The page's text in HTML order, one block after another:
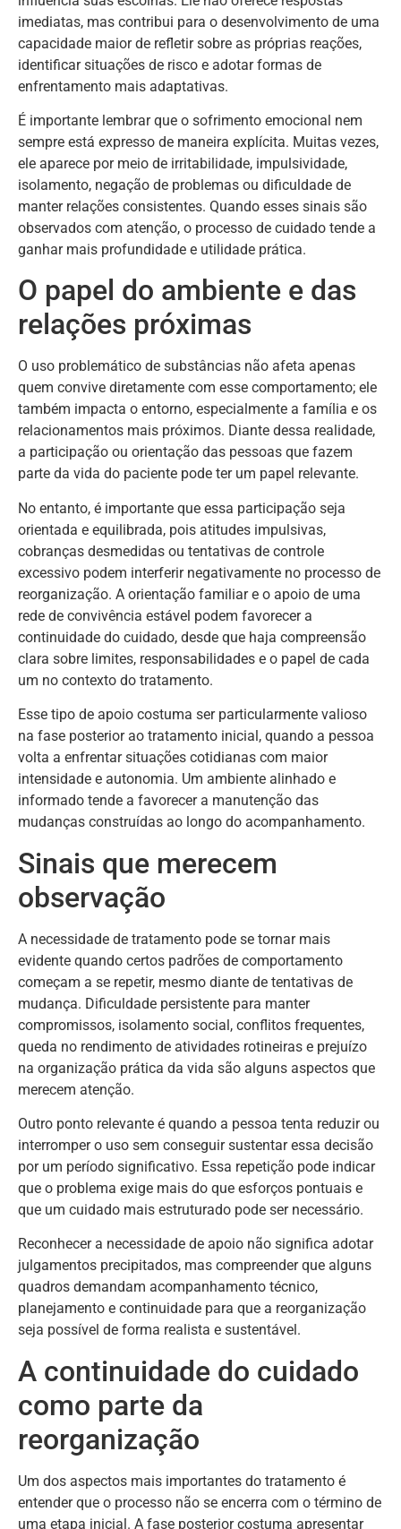
imediatas, mas contribui para o desenvolvimento de uma
capacidade maior de refletir sobre as próprias reações,
identificar situações de risco e adotar formas de
enfrentamento mais adaptativas.
É importante lembrar que o sofrimento emocional nem
sempre está expresso de maneira explícita. Muitas vezes,
ele aparece por meio de irritabilidade, impulsividade,
isolamento, negação de problemas ou dificuldade de
manter relações consistentes. Quando esses sinais são
observados com atenção, o processo de cuidado tende a
ganhar mais profundidade e utilidade prática.
O papel do ambiente e das
relações próximas
O uso problemático de substâncias não afeta apenas
quem convive diretamente com esse comportamento; ele
também impacta o entorno, especialmente a família e os
relacionamentos mais próximos. Diante dessa realidade,
a participação ou orientação das pessoas que fazem
parte da vida do paciente pode ter um papel relevante.
No entanto, é importante que essa participação seja
orientada e equilibrada, pois atitudes impulsivas,
cobranças desmedidas ou tentativas de controle
excessivo podem interferir negativamente no processo de
reorganização. A orientação familiar e o apoio de uma
rede de convivência estável podem favorecer a
continuidade do cuidado, desde que haja compreensão
clara sobre limites, responsabilidades e o papel de cada
um no contexto do tratamento.
Esse tipo de apoio costuma ser particularmente valioso
na fase posterior ao tratamento inicial, quando a pessoa
volta a enfrentar situações cotidianas com maior
intensidade e autonomia. Um ambiente alinhado e
informado tende a favorecer a manutenção das
mudanças construídas ao longo do acompanhamento.
Sinais que merecem
observação
A necessidade de tratamento pode se tornar mais
evidente quando certos padrões de comportamento
começam a se repetir, mesmo diante de tentativas de
mudança. Dificuldade persistente para manter
compromissos, isolamento social, conflitos frequentes,
queda no rendimento de atividades rotineiras e prejuízo
na organização prática da vida são alguns aspectos que
merecem atenção.
Outro ponto relevante é quando a pessoa tenta reduzir ou
interromper o uso sem conseguir sustentar essa decisão
por um período significativo. Essa repetição pode indicar
que o problema exige mais do que esforços pontuais e
que um cuidado mais estruturado pode ser necessário.
Reconhecer a necessidade de apoio não significa adotar
julgamentos precipitados, mas compreender que alguns
quadros demandam acompanhamento técnico,
planejamento e continuidade para que a reorganização
seja possível de forma realista e sustentável.
A continuidade do cuidado
como parte da
reorganização
Um dos aspectos mais importantes do tratamento é
entender que o processo não se encerra com o término de
uma etapa inicial. A fase posterior costuma apresentar